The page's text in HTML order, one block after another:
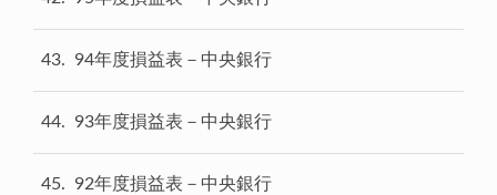
43 94年度損益表－中央銀行
44 93年度損益表－中央銀行
45 92年度損益表－中央銀行